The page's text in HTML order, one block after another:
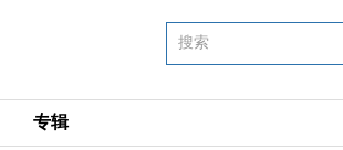
专辑